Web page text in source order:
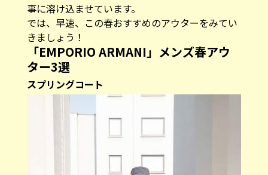
事に溶け込ませています。
では、早速、この春おすすめのアウターをみてい
きましょう！
「EMPORIO ARMANI」メンズ春アウ
ター3選
スプリングコート